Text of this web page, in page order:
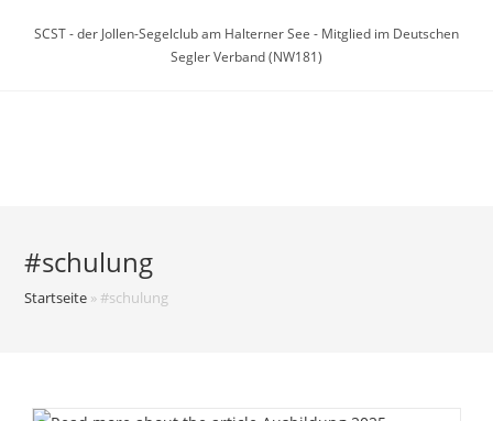
InhaltSCST - der Jollen-Segelclub am Halterner See - Mitglied im Deutschen
Segler Verband (NW181)
#schulung
Startseite »#schulung